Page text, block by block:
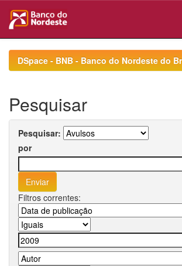
navigationDSpace - BNB - Banco do Nordeste do
Pesquisar
Pesquisar:
por
Filtros correntes: